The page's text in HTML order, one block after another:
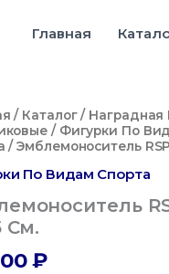
Главная
/ Каталог/ Наградная
/ Фигурки По
/ Эмблемоноситель
По Видам Спорта
См.
₽